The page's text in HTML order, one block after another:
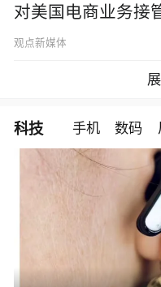
对美国电商业务接
观点新媒体
科技 手机 数码